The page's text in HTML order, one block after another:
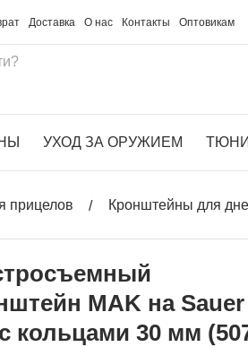
Доставка О нас Контакты Оптовикам
УХОД ЗА ОРУЖИЕМ
прицелов Кронштейны для
MAK на Sauer
кольцами 30 мм